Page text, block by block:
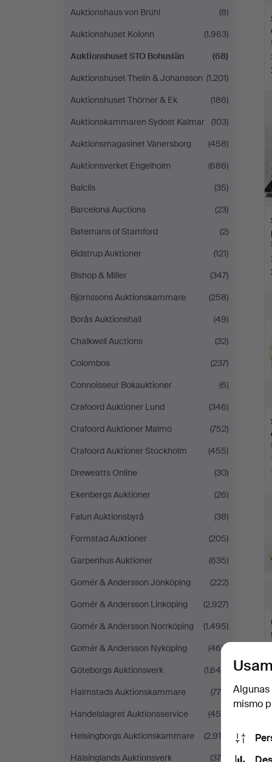
Auktionshaus von Brühl
(8)
Auktionshuset Kolonn
(1.963)
Auktionshuset STO Bohuslän
(68)
Auktionshuset Thelin & Johansson (1.201)
Auktionshuset Thörner & Ek
(186)
Auktionskammaren Sydost Kalmar
(103)
Auktionsmagasinet Vänersborg
(458)
Auktionsverket Engelholm
(686)
Balclis
(35)
Barcelona Auctions
(23)
Batemans of Stamford
(2)
Bidstrup Auktioner
(121)
Bishop & Miller
(347)
Björnssons Auktionskammare
(258)
Borås Auktionshall
(49)
Chalkwell Auctions
(32)
Colombos
(237)
Connoisseur Bokauktioner
(6)
Crafoord Auktioner Lund
(346)
Crafoord Auktioner Malmö
(752)
Crafoord Auktioner Stockholm
(455)
Dreweatts Online
(30)
Ekenbergs Auktioner
(26)
Falun Auktionsbyrå
(38)
Formstad Auktioner
(205)
Garpenhus Auktioner
(635)
Gomér & Andersson Jönköping
(222)
Gomér & Andersson Linköping
(2.927)
Gomér & Andersson Norrköping
(1.495)
Gomér & Andersson Nyköping
(468)
Göteborgs Auktionsverk
(1.644)
Halmstads Auktionskammare
(779)
Handelslagret Auktionsservice
(450)
Helsingborgs Auktionskammare
(2.915)
Hälsinglands Auktionsverk
(370)
Algunas
mismo